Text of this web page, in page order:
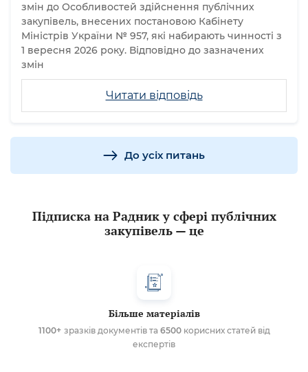
Читати відповідь
змін до Особливостей здійснення публічних
закупівель, внесених постановою Кабінету
Міністрів України № 957, які набирають чинності з
1 вересня 2026 року. Відповідно до зазначених
змін
До усіх питань
Підписка на Радник у сфері публічних
закупівель — це
Більше матеріалів
1100+ зразків документів та 6500корисних статей від
експертів